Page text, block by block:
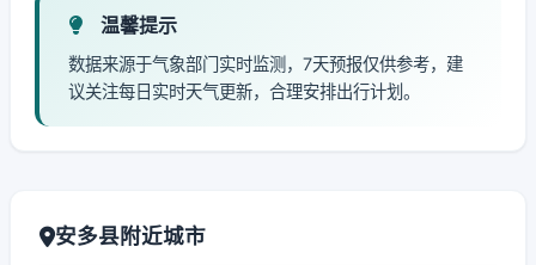
温馨提示
数据来源于气象部门实时监测，7天预报仅供参考，建
议关注每日实时天气更新，合理安排出行计划。
安多县附近城市